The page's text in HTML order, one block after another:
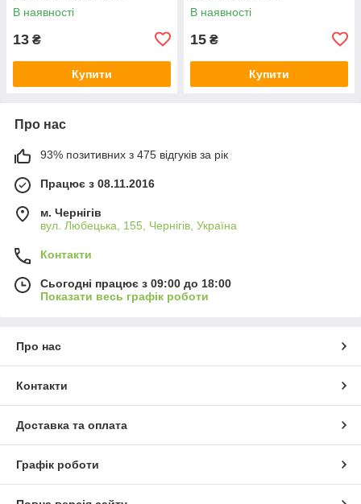
В наявності
13 ₴
Купити
В наявності
15 ₴
Купити
Про нас
93% позитивних з 475 відгуків за рік
Працює з 08.11.2016
м. Чернігів
вул. Любецька, 155, Чернігів, Україна
Контакти
Сьогодні працює з 09:00 до 18:00
Показати весь графік роботи
Про нас
Контакти
Доставка та оплата
Графік роботи